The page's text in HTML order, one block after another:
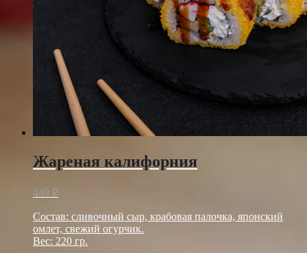
Жареная калифорния
449 ₽
Состав: сливочный сыр, крабовая палочка, японский
омлет, свежий огурчик.
Вес: 220 гр.